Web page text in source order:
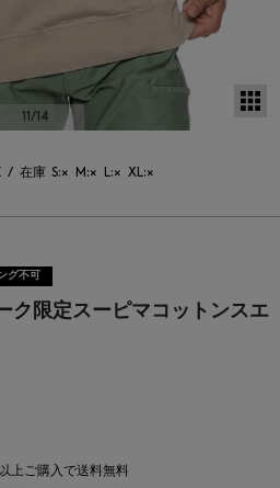
11/14
/ 在庫 S:× M:× L:× XL:×
グ不可
限定スーピマコットンスエ
上ご購入で送料無料